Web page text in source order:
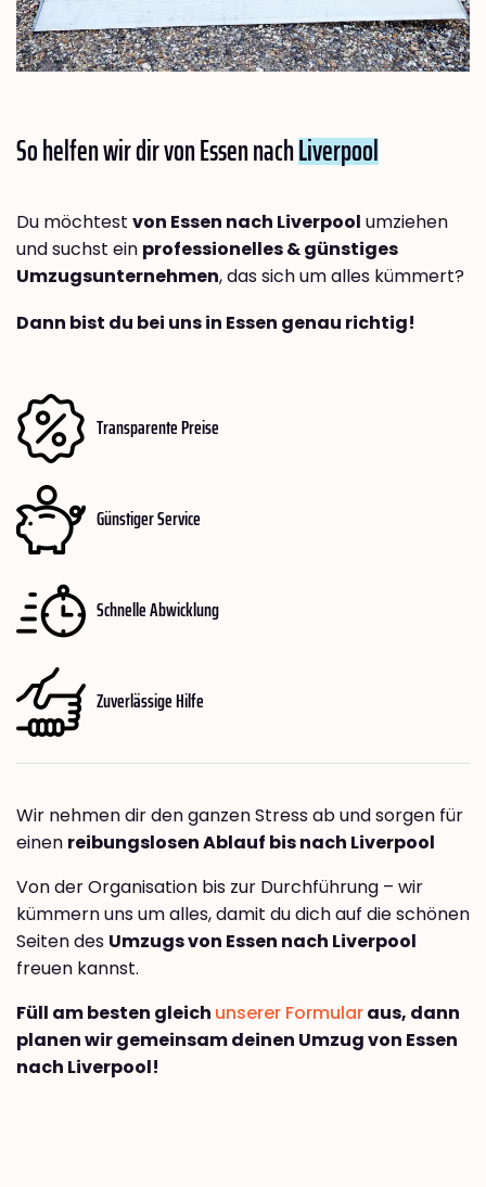
So helfen wir dir von Essen nachLiverpool
Du möchtest von Essen nach Liverpool umziehen
und suchst ein professionelles & günstiges
Umzugsunternehmen, das sich um alles kümmert?
Dann bist du bei uns in Essen genau richtig!
Transparente Preise
Günstiger Service
Schnelle Abwicklung
Zuverlässige Hilfe
Wir nehmen dir den ganzen Stress ab und sorgen für
einen reibungslosen Ablauf bis nach Liverpool
Von der Organisation bis zur Durchführung – wir
kümmern uns um alles, damit du dich auf die schönen
Seiten des Umzugs von Essen nach Liverpool
freuen kannst.
Füll am besten gleich unserer Formularaus, dann
planen wir gemeinsam deinen Umzug von Essen
nach Liverpool!